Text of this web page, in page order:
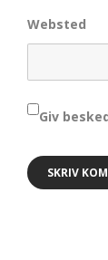
Websted
Giv